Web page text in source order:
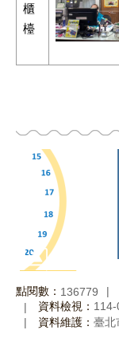
櫃
檯
點閱數： 136779
資料檢視：
資料維護： 臺北